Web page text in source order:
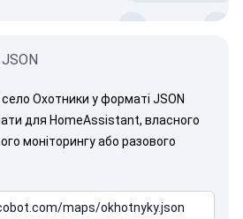
село Охотники у форматі JSON
для HomeAssistant, власного
моніторингу або разового